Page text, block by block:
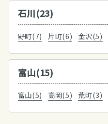
石川(23)
野町(7) 片町(6) 金沢(5)
富山(15)
富山(5) 高岡(5) 荒町(3)